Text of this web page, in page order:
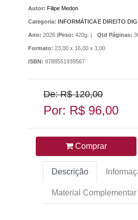
Autor: Filipe Medon
Categoria: INFORMÁTICA E DIREITO
Ano: 2026 |Peso: 420g. | Qtd Páginas:
Formato: 23,00 x 16,00 x 1,00
ISBN: 9788551939567
De: R$ 120,00
Por: R$ 96,00
Comprar
Descrição
Material